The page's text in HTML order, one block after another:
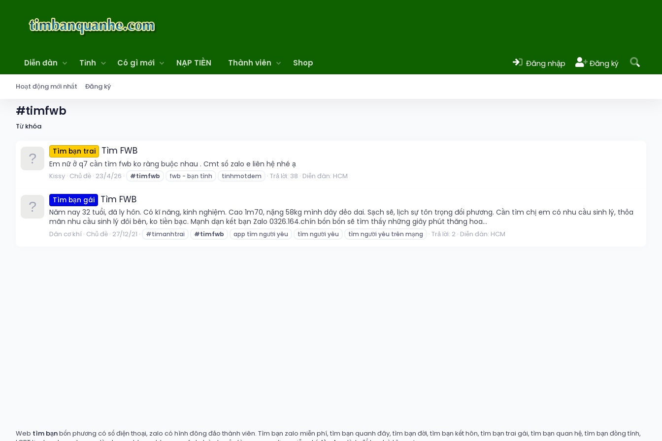
Diễn đàn Tỉnh Có gì mới NẠP TIỀN Thành viên Shop Đăng nhập Đăng ký
Hoạt động mới nhất Đăng ký
#timfwb
Từ khóa
Tìm bạn trai Tìm FWB
Em nữ ở q7 cần tìm fwb ko ràng buộc nhau . Cmt số zalo e liên hệ nhé ạ
Kissy Chủ đề 23/4/26 #timfwb fwb - bạn tình tinhmotdem Trả lời: 38 Diễn đàn: HCM
Tìm bạn gái Tìm FWB
Năm nay 32 tuổi, đã ly hôn. Có kĩ năng, kinh nghiệm. Cao 1m70, nặng 58kg mình dây dẻo dai. Sạch sẽ, lịch sự tôn trọng đối phương. Cần tìm chị em có nhu cầu sinh lý, thỏa
mãn nhu cầu sinh lý đôi bên, ko tiền bạc. Mạnh dạn kết bạn Zalo 0326.164.chín bốn bốn sẽ tìm thấy những giây phút thăng hoa...
Dân cơ khí Chủ đề 27/12/21 #timanhtrai #timfwb app tìm người yêu tìm người yêu tìm người yêu trên mạng Trả lời: 2 Diễn đàn: HCM
Web tìm bạnbốn phương có số điện thoại, zalo có hình đông đảo thành viên. Tìm bạn zalo miễn phí, tìm bạn quanh đây, tìm bạn đời, tìm bạn kết hôn, tìm bạn trai gái, tìm bạn quan hệ, tìm bạn đồng tính,